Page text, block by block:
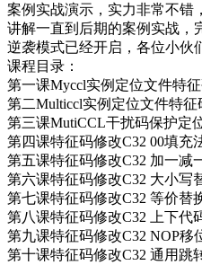
案例实战演示，实力非常不错
讲解一直到后期的案例实战
逆袭模式已经开启，各位小伙
课程目录：
第一课Myccl实例定位文件特
第二Multiccl实例定位文件特征
第三课MutiCCL干扰码保护定
第四课特征码修改C32 00填充
第五课特征码修改C32 加一减
第六课特征码修改C32 大小写
第七课特征码修改C32 等价替
第八课特征码修改C32 上下代
第九课特征码修改C32 NOP移
第十课特征码修改C32 通用跳